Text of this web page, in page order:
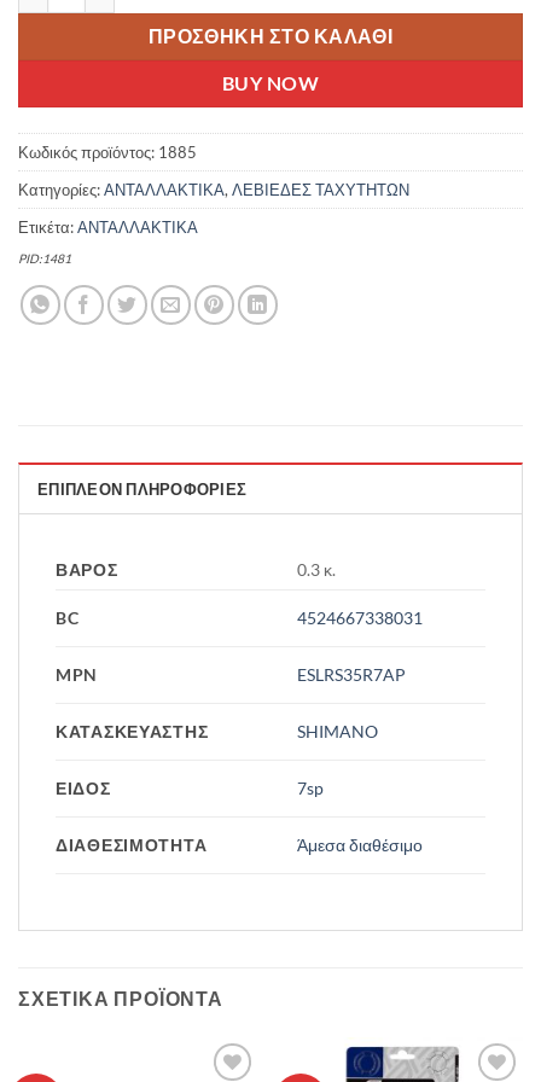
ΠΡΟΣΘΉΚΗ ΣΤΟ ΚΑΛΆΘΙ
BUY NOW
Κωδικός προϊόντος: 1885
Κατηγορίες:ΑΝΤΑΛΛΑΚΤΙΚΑ, ΛΕΒΙΕΔΕΣ ΤΑΧΥΤΗΤΩΝ
Ετικέτα:ΑΝΤΑΛΛΑΚΤΙΚΑ
PID:1481
ΕΠΙΠΛΈΟΝ ΠΛΗΡΟΦΟΡΊΕΣ
ΒΆΡΟΣ 0.3 κ.
BC 4524667338031
MPN ESLRS35R7AP
ΚΑΤΑΣΚΕΥΑΣΤΗΣ SHIMANO
ΕΙΔΟΣ 7sp
ΔΙΑΘΕΣΙΜΟΤΗΤΑ Άμεσα διαθέσιμο
ΣΧΕΤΙΚΆ ΠΡΟΪΌΝΤΑ